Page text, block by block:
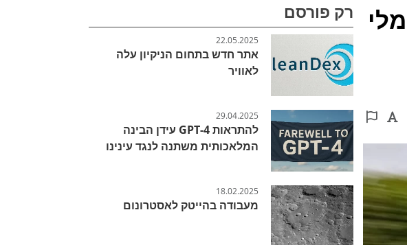
רק פורסם
22.05.2025
אתר חדש בתחום הניקיון עלה
לאוויר
29.04.2025
להתראות GPT-4 עידן הבינה
המלאכותית משתנה לנגד עינינו
18.02.2025
מעבודה בהייטק לאסטרונום